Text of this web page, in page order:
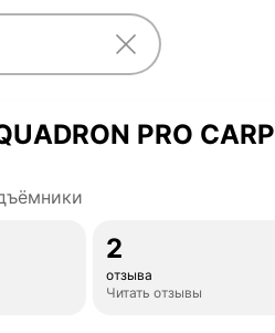
PRO CARP
2
отзыва
Читать отзывы